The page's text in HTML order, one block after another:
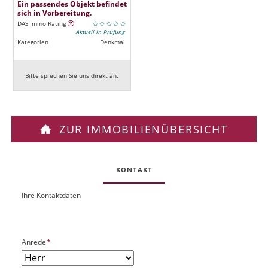
Ein passendes Objekt befindet
sich in Vorbereitung.
DAS Immo Rating
Aktuell in Prüfung
Kategorien
Denkmal
Bitte sprechen Sie uns direkt an.
ZUR IMMOBILIENÜBERSICHT
KONTAKT
O
k
UIhre Kontaktdaten
P
f
l
Anrede*